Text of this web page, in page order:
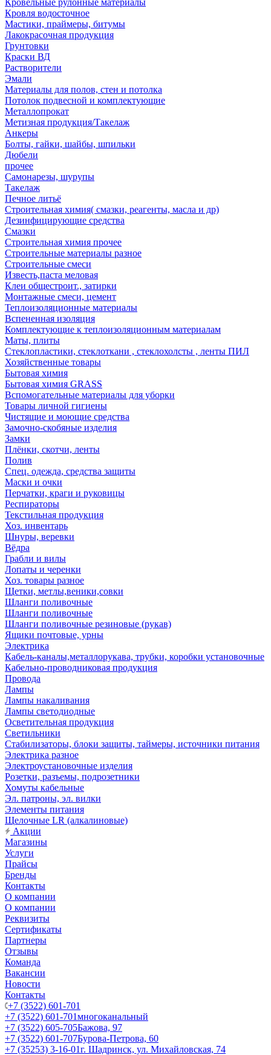
Кровельные рулонные материалы
Кровля водосточное
Мастики, праймеры, битумы
Лакокрасочная продукция
Грунтовки
Краски ВД
Растворители
Эмали
Материалы для полов, стен и потолка
Потолок подвесной и комплектующие
Металлопрокат
Метизная продукция/Такелаж
Анкеры
Болты, гайки, шайбы, шпильки
Дюбели
прочее
Самонарезы, шурупы
Такелаж
Печное литьё
Строительная химия( смазки, реагенты, масла и др)
Дезинфицирующие средства
Смазки
Строительная химия прочее
Строительные материалы разное
Строительные смеси
Известь,паста меловая
Клеи общестроит., затирки
Монтажные смеси, цемент
Теплоизоляционные материалы
Вспененная изоляция
Комплектующие к теплоизоляционным материалам
Маты, плиты
Стеклопластики, стеклоткани , стеклохолсты , ленты ПИЛ
Хозяйственные товары
Бытовая химия
Бытовая химия GRASS
Вспомогательные материалы для уборки
Товары личной гигиены
Чистящие и моющие средства
Замочно-скобяные изделия
Замки
Плёнки, скотчи, ленты
Полив
Спец. одежда, средства защиты
Маски и очки
Перчатки, краги и руковицы
Респираторы
Текстильная продукция
Хоз. инвентарь
Шнуры, веревки
Вёдра
Грабли и вилы
Лопаты и черенки
Хоз. товары разное
Щетки, метлы,веники,совки
Шланги поливочные
Шланги поливочные
Шланги поливочные резиновые (рукав)
Ящики почтовые, урны
Электрика
Кабель-каналы,металлорукава, трубки, коробки установочные
Кабельно-проводниковая продукция
Провода
Лампы
Лампы накаливания
Лампы светодиодные
Осветительная продукция
Светильники
Стабилизаторы, блоки защиты, таймеры, источники питания
Электрика разное
Электроустановочные изделия
Розетки, разъемы, подрозетники
Хомуты кабельные
Эл. патроны, эл. вилки
Элементы питания
Щелочные LR (алкалиновые)
Акции
Магазины
Услуги
Прайсы
Бренды
Контакты
О компании
О компании
Реквизиты
Сертификаты
Партнеры
Отзывы
Команда
Вакансии
Новости
Контакты
+7 (3522) 601-701
+7 (3522) 601-701многоканальный
+7 (3522) 605-705Бажова, 97
+7 (3522) 601-707Бурова-Петрова, 60
+7 (35253) 3-16-01г. Шадринск, ул. Михайловская, 74